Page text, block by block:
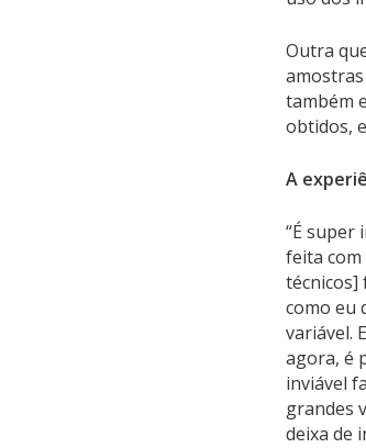
Outra
também
obtidos,
A
“É super
feita com
técnicos]
como eu
variável.
agora, é
inviável
grandes
deixa de